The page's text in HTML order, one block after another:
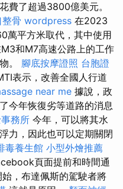
費了超過3800億美元。
骨 wordpress 在2023
萬平方米取代，其中使用
和M7高速公路上的工作
。 腳底按摩證照 台胞證
表示，改善全國人行道
near me 據說，政
今年恢復劣等道路的消息
務所 今年，可以將其水
力，因此也可以定期關閉
毒養生館 小型外燴推薦
頁面提前和時間通
，布達佩斯的駕駛者將